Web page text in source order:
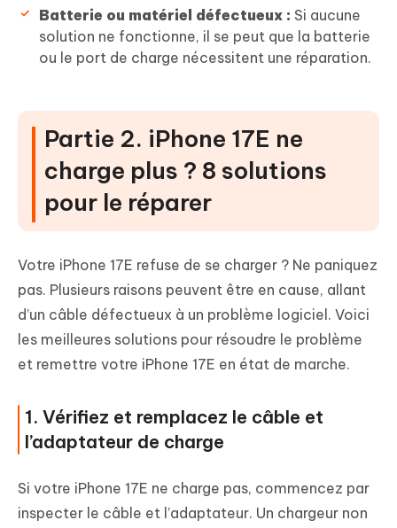
Batterie ou matériel défectueux : Si aucune
solution ne fonctionne, il se peut que la batterie
ou le port de charge nécessitent une réparation.
Partie 2. iPhone 17E ne
charge plus ? 8 solutions
pour le réparer
Votre iPhone 17E refuse de se charger ? Ne paniquez
pas. Plusieurs raisons peuvent être en cause, allant
d’un câble défectueux à un problème logiciel. Voici
les meilleures solutions pour résoudre le problème
et remettre votre iPhone 17E en état de marche.
1. Vérifiez et remplacez le câble et
l’adaptateur de charge
Si votre iPhone 17E ne charge pas, commencez par
inspecter le câble et l’adaptateur. Un chargeur non